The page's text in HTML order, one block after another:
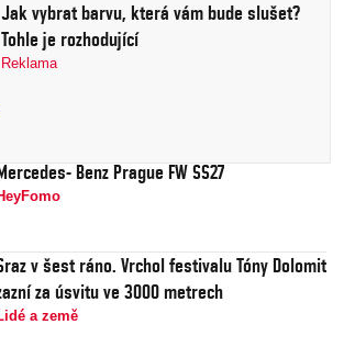
Jak vybrat barvu, která vám bude slušet?
Tohle je rozhodující
Reklama
Benz Prague FW SS27
v šest ráno. Vrchol festivalu Tóny Dolomit
za úsvitu ve 3000 metrech
a země